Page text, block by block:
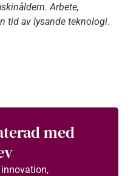
Arbete,
tid av lysande teknologi.
med